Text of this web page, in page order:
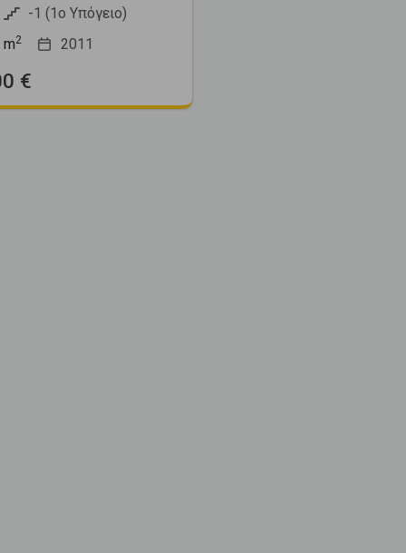
-1 (1ο Υπόγειο)
m2 2011
€